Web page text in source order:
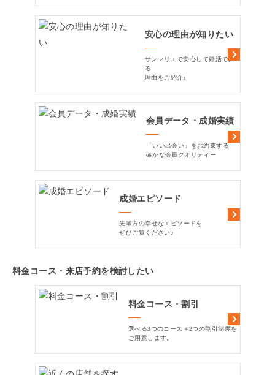
安心の理由が知りたい
サンマリエで安心して婚活でき
る
理由をご紹介♪
会員データ・成婚実績
「いい出会い」をお約束する
確かな会員クオリティー
成婚エピソード
先輩方の幸せなエピソードを
ぜひご覧ください♪
料金コース・来店予約を検討したい
料金コース・割引
選べる3つのコース＋2つの割引制度を
ご用意します。